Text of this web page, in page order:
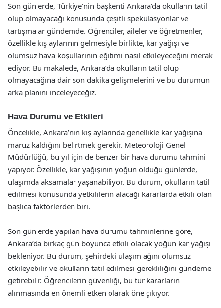
Son günlerde, Türkiye’nin başkenti Ankara’da okulların tatil
olup olmayacağı konusunda çeşitli spekülasyonlar ve
tartışmalar gündemde. Öğrenciler, aileler ve öğretmenler,
özellikle kış aylarının gelmesiyle birlikte, kar yağışı ve
olumsuz hava koşullarının eğitimi nasıl etkileyeceğini merak
ediyor. Bu makalede, Ankara’da okulların tatil olup
olmayacağına dair son dakika gelişmelerini ve bu durumun
arka planını inceleyeceğiz.
Hava Durumu ve Etkileri
Öncelikle, Ankara’nın kış aylarında genellikle kar yağışına
maruz kaldığını belirtmek gerekir. Meteoroloji Genel
Müdürlüğü, bu yıl için de benzer bir hava durumu tahmini
yapıyor. Özellikle, kar yağışının yoğun olduğu günlerde,
ulaşımda aksamalar yaşanabiliyor. Bu durum, okulların tatil
edilmesi konusunda yetkililerin alacağı kararlarda etkili olan
başlıca faktörlerden biri.
Son günlerde yapılan hava durumu tahminlerine göre,
Ankara’da birkaç gün boyunca etkili olacak yoğun kar yağışı
bekleniyor. Bu durum, şehirdeki ulaşım ağını olumsuz
etkileyebilir ve okulların tatil edilmesi gerekliliğini gündeme
getirebilir. Öğrencilerin güvenliği, bu tür kararların
alınmasında en önemli etken olarak öne çıkıyor.